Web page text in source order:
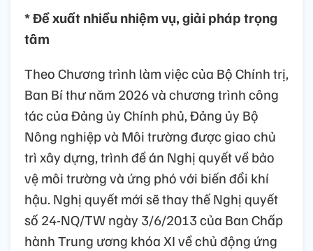
* Đề xuất nhiều nhiệm vụ, giải pháp trọng
tâm
Theo Chương trình làm việc của Bộ Chính trị,
Ban Bí thư năm 2026 và chương trình công
tác của Đảng ủy Chính phủ, Đảng ủy Bộ
Nông nghiệp và Môi trường được giao chủ
trì xây dựng, trình đề án Nghị quyết về bảo
vệ môi trường và ứng phó với biến đổi khí
hậu. Nghị quyết mới sẽ thay thế Nghị quyết
số 24-NQ/TW ngày 3/6/2013 của Ban Chấp
hành Trung ương khóa XI về chủ động ứng